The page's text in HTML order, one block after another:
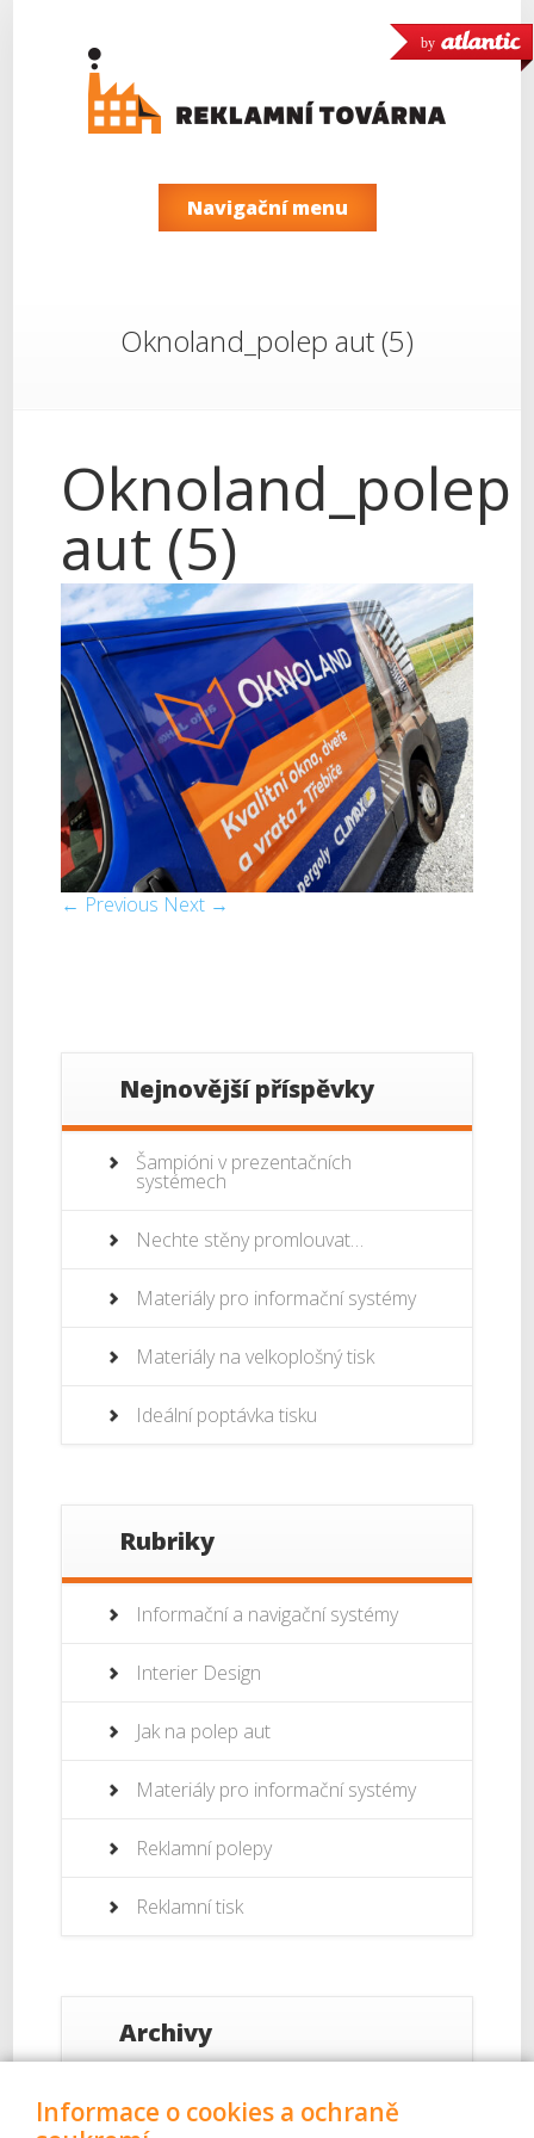
by
Navigační menu
Oknoland_polep aut (5)
Oknoland_polep
aut (5)
← Previous Next →
Nejnovější příspěvky
Šampióni v prezentačních
systémech
Nechte stěny promlouvat…
Materiály pro informační systémy
Materiály na velkoplošný tisk
Ideální poptávka tisku
Rubriky
Informační a navigační systémy
Interier Design
Jak na polep aut
Materiály pro informační systémy
Reklamní polepy
Reklamní tisk
Archivy
Září 2017
Informace o cookies a ochraně